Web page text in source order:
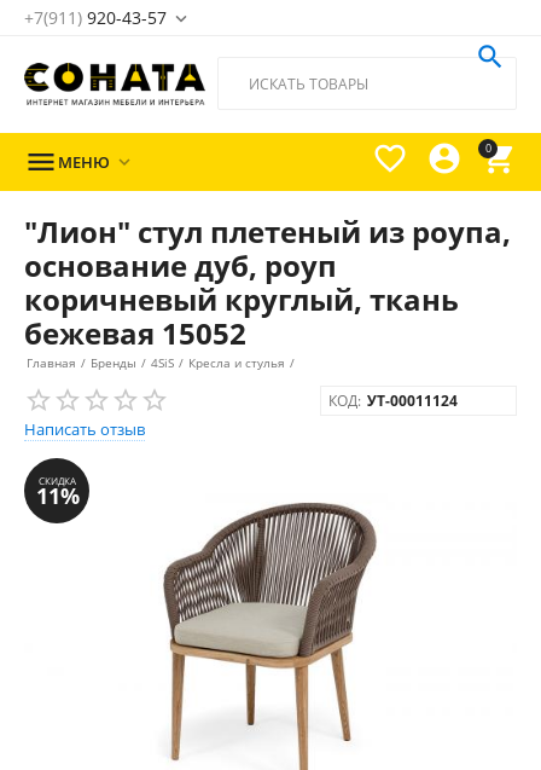
+7(911) 920-43-57 
0




 МЕНЮ 
"Лион" стул плетеный из роупа,
основание дуб, роуп
коричневый круглый, ткань
бежевая 15052
Главная / Бренды / 4SiS / Кресла и стулья /
Написать отзыв
КОД: УТ-00011124
СКИДКА
11%